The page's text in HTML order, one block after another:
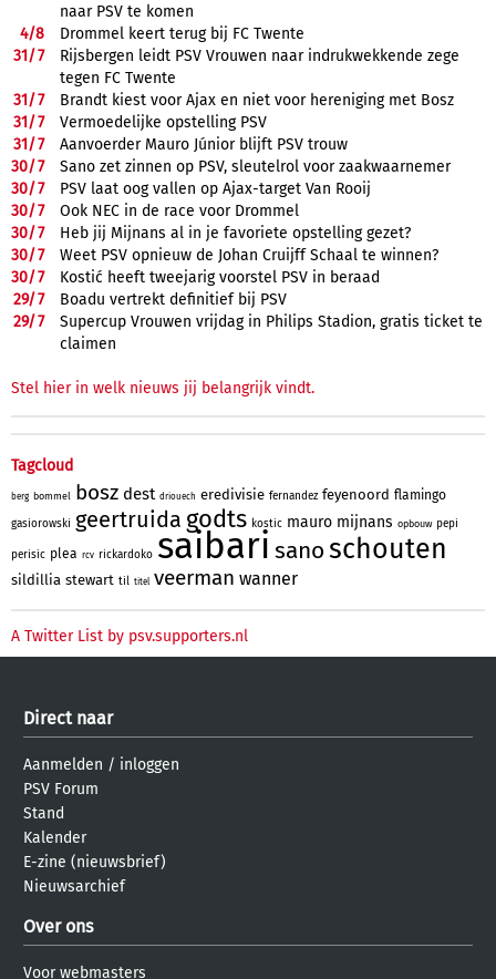
naar PSV te komen
4/8
Drommel keert terug bij FC Twente
31/7
Rijsbergen leidt PSV Vrouwen naar indrukwekkende zege
tegen FC Twente
31/7
Brandt kiest voor Ajax en niet voor hereniging met Bosz
31/7
Vermoedelijke opstelling PSV
31/7
Aanvoerder Mauro Júnior blijft PSV trouw
30/7
Sano zet zinnen op PSV, sleutelrol voor zaakwaarnemer
30/7
PSV laat oog vallen op Ajax-target Van Rooij
30/7
Ook NEC in de race voor Drommel
30/7
Heb jij Mijnans al in je favoriete opstelling gezet?
30/7
Weet PSV opnieuw de Johan Cruijff Schaal te winnen?
30/7
Kostić heeft tweejarig voorstel PSV in beraad
29/7
Boadu vertrekt definitief bij PSV
29/7
Supercup Vrouwen vrijdag in Philips Stadion, gratis ticket te
claimen
Stel hier in welk nieuws jij belangrijk vindt.
Tagcloud
berg bommel bosz dest driouech eredivisie fernandez feyenoord flamingo
gasiorowski geertruida godts kostic mauro mijnans opbouw pepi
perisic plea rcv rickardoko saibari sanoschouten
sildillia stewart til titel veerman wanner
A Twitter List by psv.supporters.nl
Direct naar
Aanmelden / inloggen
PSV Forum
Stand
Kalender
E-zine (nieuwsbrief)
Nieuwsarchief
Over ons
Voor webmasters